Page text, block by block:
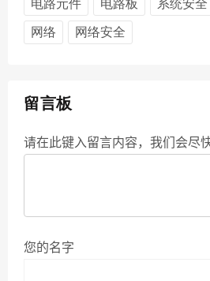
电路元件 电路板 系统安全
网络 网络安全
留言板
请在此键入留言内容，我们会尽
您的名字